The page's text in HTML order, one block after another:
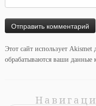
Этот сайт использует Akismet
обрабатываются ваши данные